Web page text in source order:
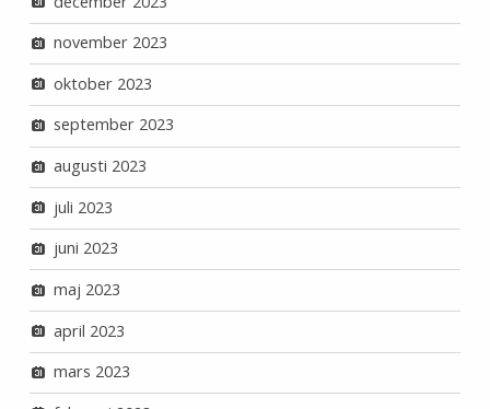
november 2023
oktober 2023
september 2023
augusti 2023
juli 2023
juni 2023
maj 2023
april 2023
mars 2023